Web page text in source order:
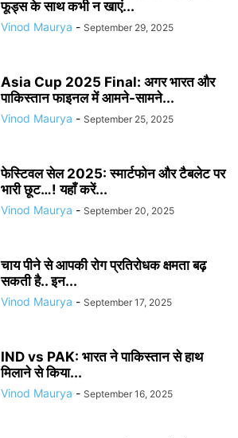
फूड्स के साथ कभी न खाएं...
Vinod Maurya - September 29, 2025
Asia Cup 2025 Final: अगर भारत और
पाकिस्तान फाइनल में आमने-सामने...
Vinod Maurya - September 25, 2025
फेस्टिवल सेल 2025: स्मार्टफोन और टैबलेट पर
भारी छूट…! यहाँ करें...
Vinod Maurya - September 20, 2025
चाय पीने से आपकी रोग प्रतिरोधक क्षमता बढ़
सकती है.. इन...
Vinod Maurya - September 17, 2025
IND vs PAK: भारत ने पाकिस्तान से हाथ
मिलाने से किया...
Vinod Maurya - September 16, 2025